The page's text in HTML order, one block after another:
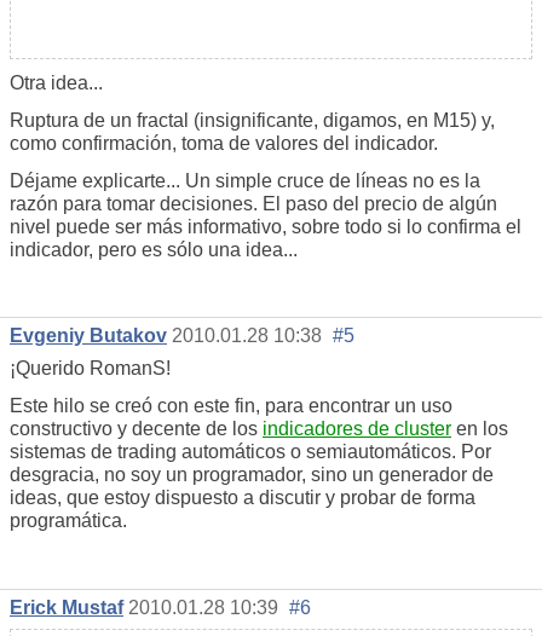
Otra idea...
Ruptura de un fractal (insignificante, digamos, en M15) y,
como confirmación, toma de valores del indicador.
Déjame explicarte... Un simple cruce de líneas no es la
razón para tomar decisiones. El paso del precio de algún
nivel puede ser más informativo, sobre todo si lo confirma el
indicador, pero es sólo una idea...
Evgeniy Butakov 2010.01.28 10:38 #5
¡Querido RomanS!
Este hilo se creó con este fin, para encontrar un uso
constructivo y decente de los indicadores de cluster en los
sistemas de trading automáticos o semiautomáticos. Por
desgracia, no soy un programador, sino un generador de
ideas, que estoy dispuesto a discutir y probar de forma
programática.
Erick Mustaf 2010.01.28 10:39 #6